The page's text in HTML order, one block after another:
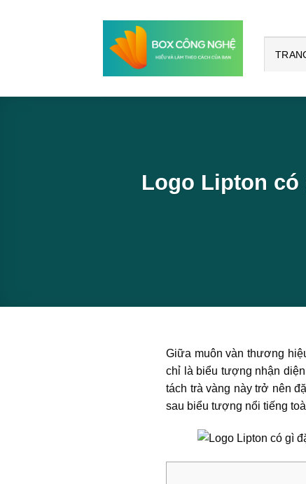
Logo Lipton có
Giữa muôn vàn thương
chỉ là biểu tượng nhận
tách trà vàng này trở nên
sau biểu tượng nổi tiếng